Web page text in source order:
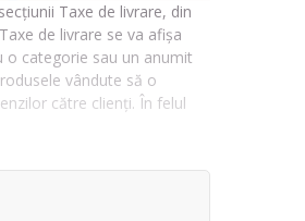
Taxe de livrare, din
de livrare se va afișa
o categorie sau un anumit
vândute să o
către clienți. În felul